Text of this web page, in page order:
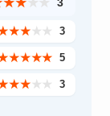
★★ ★ ★ 3
★★ ★ ★ 3
★★★★ 5
★★ ★ ★ 3